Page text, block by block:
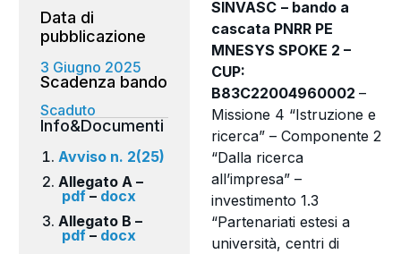
Data di
pubblicazione
3 Giugno 2025
Scaduto
Info&Documenti
Avviso n. 2(25)
Allegato A –
pdf– docx
Allegato B –
pdf– docx
SINVASC – bando a
cascata PNRR PE
MNESYS SPOKE 2 –
CUP:
B83C22004960002 –
Missione 4 “Istruzione e
ricerca” – Componente 2
“Dalla ricerca
all’impresa” –
investimento 1.3
“Partenariati estesi a
università, centri di